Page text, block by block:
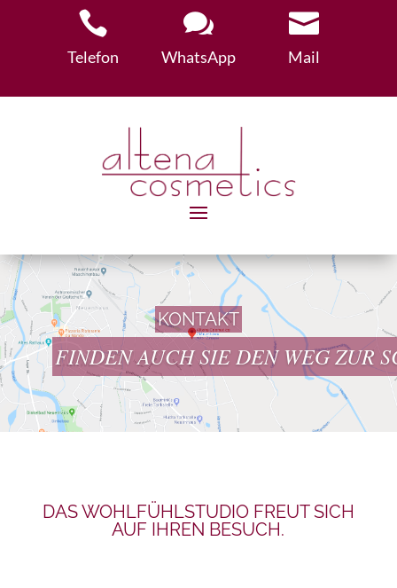

Telefon

WhatsApp

Mail
KONTAKT
FINDEN AUCH SIE DEN WEG ZUR
DAS WOHLFÜHLSTUDIO FREUT SICH
AUF IHREN BESUCH.